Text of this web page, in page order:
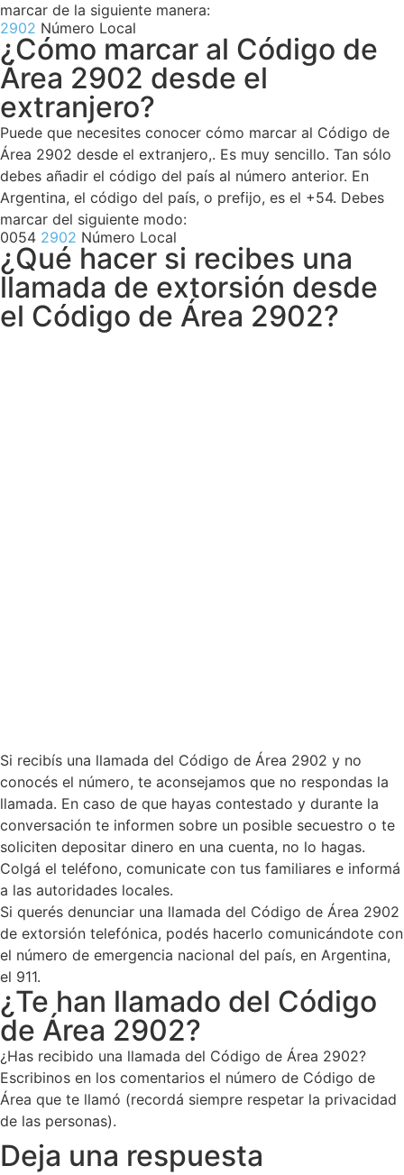
marcar de la siguiente manera:
2902 Número Local
¿Cómo marcar al Código de
Área 2902 desde el
extranjero?
Puede que necesites conocer cómo marcar al Código de
Área 2902 desde el extranjero,. Es muy sencillo. Tan sólo
debes añadir el código del país al número anterior. En
Argentina, el código del país, o prefijo, es el +54. Debes
marcar del siguiente modo:
0054 2902 Número Local
¿Qué hacer si recibes una
llamada de extorsión desde
el Código de Área 2902?
Si recibís una llamada del Código de Área 2902 y no
conocés el número, te aconsejamos que no respondas la
llamada. En caso de que hayas contestado y durante la
conversación te informen sobre un posible secuestro o te
soliciten depositar dinero en una cuenta, no lo hagas.
Colgá el teléfono, comunicate con tus familiares e informá
a las autoridades locales.
Si querés denunciar una llamada del Código de Área 2902
de extorsión telefónica, podés hacerlo comunicándote con
el número de emergencia nacional del país, en Argentina,
el 911.
¿Te han llamado del Código
de Área 2902?
¿Has recibido una llamada del Código de Área 2902?
Escribinos en los comentarios el número de Código de
Área que te llamó (recordá siempre respetar la privacidad
de las personas).
Deja una respuesta